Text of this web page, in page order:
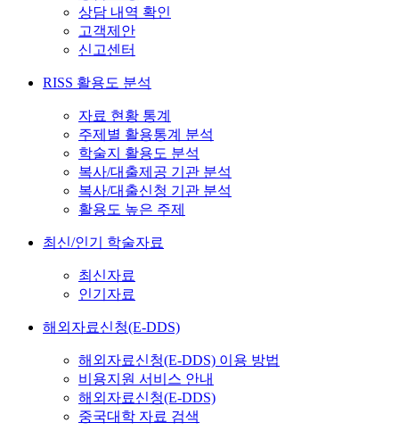
상담 내역 확인
고객제안
신고센터
RISS 활용도 분석
자료 현황 통계
주제별 활용통계 분석
학술지 활용도 분석
복사/대출제공 기관 분석
복사/대출신청 기관 분석
활용도 높은 주제
최신/인기 학술자료
최신자료
인기자료
해외자료신청(E-DDS)
해외자료신청(E-DDS) 이용 방법
비용지원 서비스 안내
해외자료신청(E-DDS)
중국대학 자료 검색